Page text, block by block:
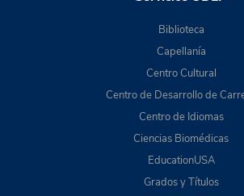
Biblioteca
Capellanía
Centro Cultural
Centro de Desarrollo de
Centro de Idiomas
Ciencias Biomédicas
EducationUSA
Grados y Títulos